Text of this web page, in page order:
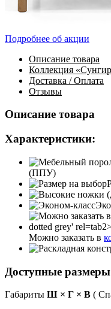
Подробнее об акции
Описание товара
Коллекция
Доставка / Оплата
Отзывы
Описание товара
Характеристики:
(ППУ)
Можно заказать в
Доступные
Габариты Ш × Г × В (